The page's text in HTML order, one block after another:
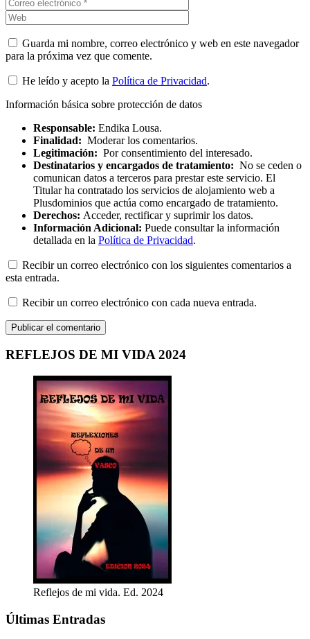
Guarda mi nombre, correo electrónico y web en este navegador
para la próxima vez que comente.
He leído y acepto la Política de Privacidad.
Información básica sobre protección de datos
Responsable: Endika Lousa.
Finalidad: Moderar los comentarios.
Legitimación: Por consentimiento del interesado.
Destinatarios y encargados de tratamiento: No se ceden o
comunican datos a terceros para prestar este servicio. El
Titular ha contratado los servicios de alojamiento web a
Plusdominios que actúa como encargado de tratamiento.
Derechos: Acceder, rectificar y suprimir los datos.
Información Adicional: Puede consultar la información
detallada en la Política de Privacidad.
Recibir un correo electrónico con los siguientes comentarios a
esta entrada.
Recibir un correo electrónico con cada nueva entrada.
REFLEJOS DE MI VIDA 2024
Reflejos de mi vida. Ed. 2024
Últimas Entradas